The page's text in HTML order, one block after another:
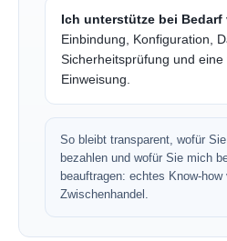
Ich unterstütze bei Bedarf
Einbindung, Konfiguration,
Sicherheitsprüfung und
Einweisung.
So bleibt transparent, wofür
bezahlen und wofür Sie mich
beauftragen: echtes Know-
Zwischenhandel.